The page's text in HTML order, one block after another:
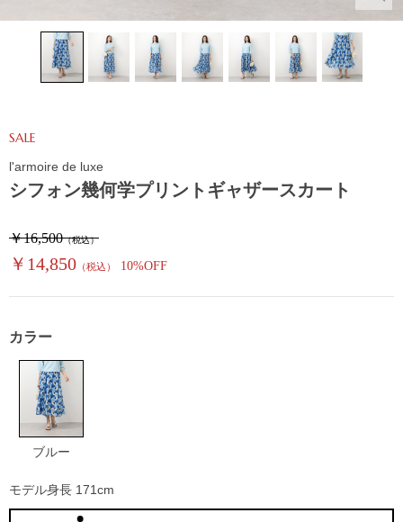
シフォン幾何学プリントギャザースカート
SALE
￥16,500（税込）
￥14,850 （税込） 10%OFF
l'armoire de luxe
カラー
ブルー
モデル身長 171cm